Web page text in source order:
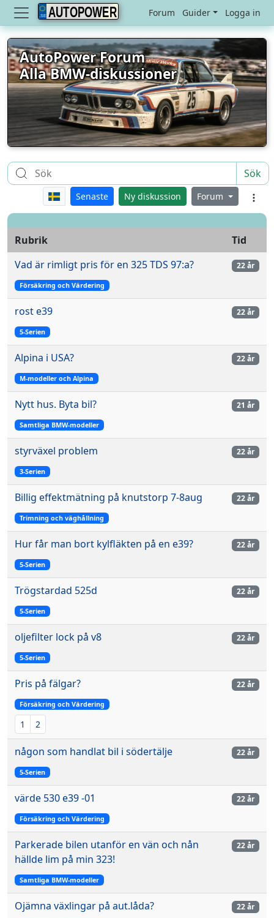
AUTOPOWER Forum Guider Logga in
AutoPower Forum
Alla BMW-diskussioner
Sök
Senaste Ny diskussion Forum
Rubrik
Tid
Vad är rimligt pris för en 325 TDS 97:a?
Försäkring och Värdering
22 år
rost e39
5-Serien
22 år
Alpina i USA?
M-modeller och Alpina
22 år
Nytt hus. Byta bil?
Samtliga BMW-modeller
21 år
styrväxel problem
3-Serien
22 år
Billig effektmätning på knutstorp 7-8aug
Trimning och väghållning
22 år
Hur får man bort kylfläkten på en e39?
5-Serien
22 år
Trögstardad 525d
5-Serien
22 år
oljefilter lock på v8
5-Serien
22 år
Pris på fälgar?
Försäkring och Värdering
1 2
22 år
någon som handlat bil i södertälje
5-Serien
22 år
värde 530 e39 -01
Försäkring och Värdering
22 år
Parkerade bilen utanför en vän och nån
hällde lim på min 323!
Samtliga BMW-modeller
22 år
Ojämna växlingar på aut.låda? 22 år